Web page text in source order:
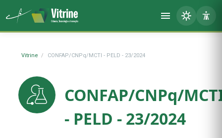
Vitrine CONFAP/CNPq/MCTI - PELD - 23/2024
CONFAP/CNPq/
- PELD - 23/2024